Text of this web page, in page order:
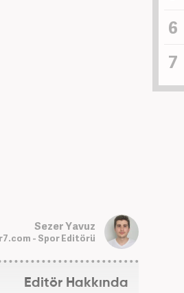
Sezer Yavuz
- Spor Editörü
Editör Hakkında